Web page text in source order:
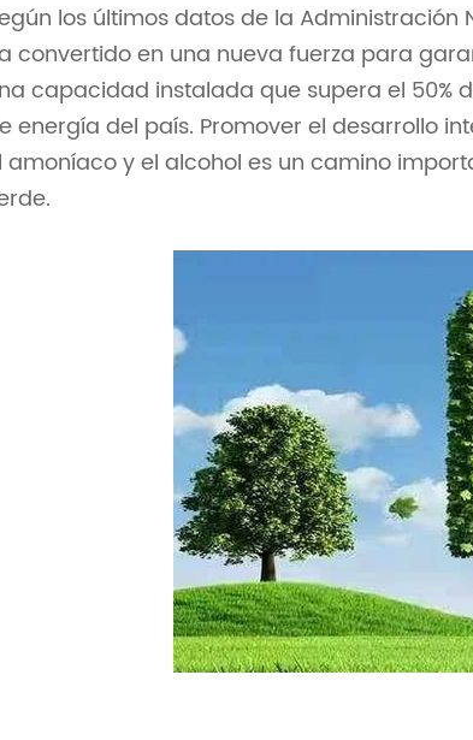
los últimos datos de la
convertido en una nueva fuerza para
capacidad instalada que supera el
energía del país. Promover el desarrollo
amoníaco y el alcohol es un camino